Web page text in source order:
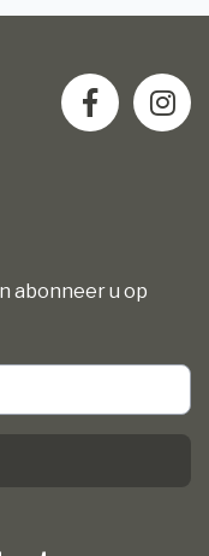
abonneer u op